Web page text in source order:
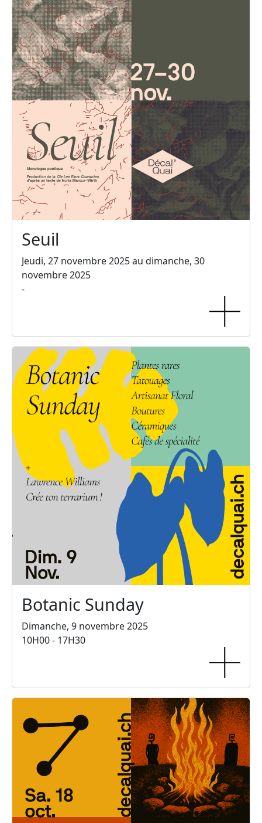
Seuil
Jeudi, 27 novembre 2025 au dimanche, 30
novembre 2025
-
Botanic Sunday
Dimanche, 9 novembre 2025
10H00 - 17H30